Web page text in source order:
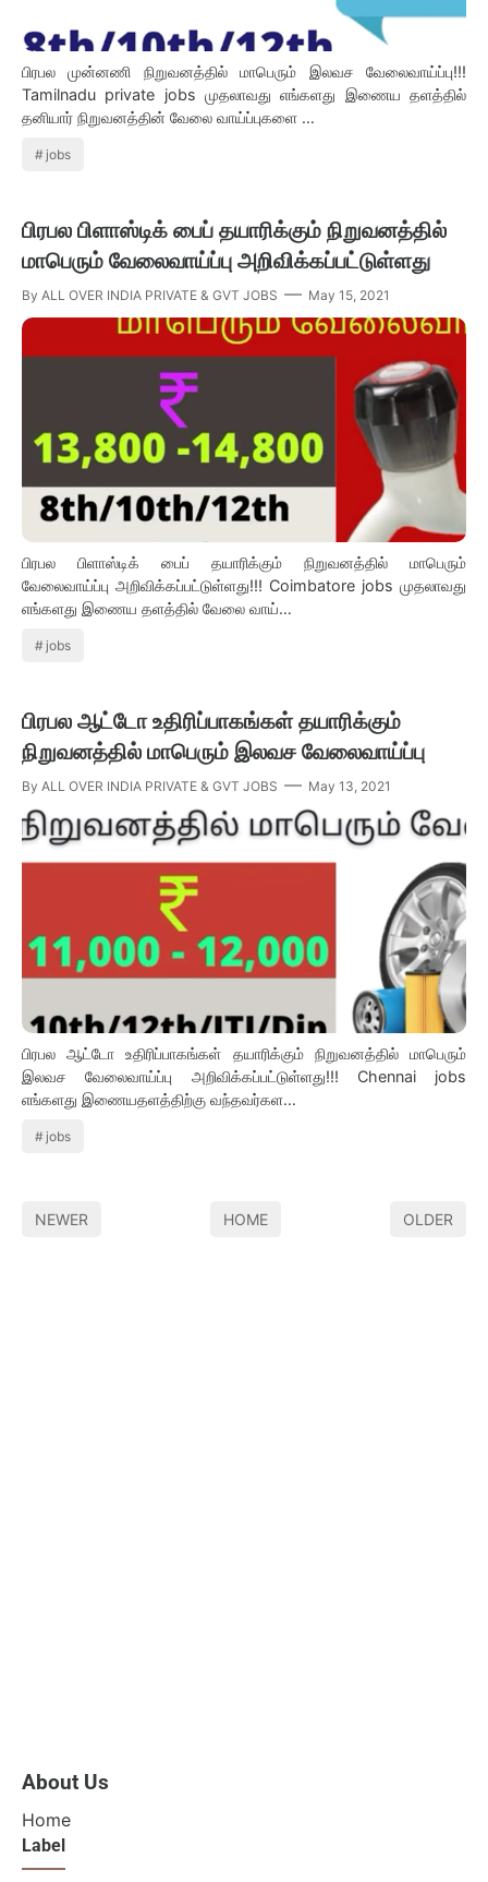
பிரபல முன்னணி நிறுவனத்தில் மாபெரும் இலவச வேலைவாய்ப்பு!!!
Tamilnadu private jobs முதலாவது எங்களது இணைய தளத்தில்
தனியார் நிறுவனத்தின் வேலை வாய்ப்புகளை …
jobs
பிரபல பிளாஸ்டிக் பைப் தயாரிக்கும் நிறுவனத்தில்
மாபெரும் வேலைவாய்ப்பு அறிவிக்கப்பட்டுள்ளது
By ALL OVER INDIA PRIVATE & GVT JOBS May 15, 2021
பிரபல பிளாஸ்டிக் பைப் தயாரிக்கும் நிறுவனத்தில் மாபெரும்
வேலைவாய்ப்பு அறிவிக்கப்பட்டுள்ளது!!! Coimbatore jobs முதலாவது
எங்களது இணைய தளத்தில் வேலை வாய்…
jobs
பிரபல ஆட்டோ உதிரிப்பாகங்கள் தயாரிக்கும்
நிறுவனத்தில் மாபெரும் இலவச வேலைவாய்ப்பு
By ALL OVER INDIA PRIVATE & GVT JOBS May 13, 2021
பிரபல ஆட்டோ உதிரிப்பாகங்கள் தயாரிக்கும் நிறுவனத்தில் மாபெரும்
இலவச வேலைவாய்ப்பு அறிவிக்கப்பட்டுள்ளது!!! Chennai jobs
எங்களது இணையதளத்திற்கு வந்தவர்கள…
jobs
NEWER HOME OLDER
About Us
Home
Label